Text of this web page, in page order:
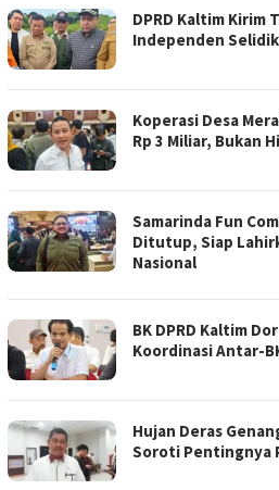
DPRD Kaltim Kirim
Independen
Koperasi Desa
Rp 3 Miliar, Bukan
Samarinda Fun
Ditutup, Siap
Nasional
BK DPRD Kaltim
Koordinasi Antar-
Hujan Deras
Soroti Pentingnya